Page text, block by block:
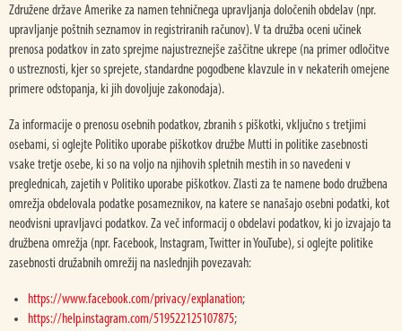
Združene države Amerike za namen tehničnega upravljanja določenih obdelav (npr.
upravljanje poštnih seznamov in registriranih računov). V ta družba oceni učinek
prenosa podatkov in zato sprejme najustreznejše zaščitne ukrepe (na primer odločitve
o ustreznosti, kjer so sprejete, standardne pogodbene klavzule in v nekaterih omejene
primere odstopanja, ki jih dovoljuje zakonodaja).
Za informacije o prenosu osebnih podatkov, zbranih s piškotki, vključno s tretjimi
osebami, si oglejte Politiko uporabe piškotkov družbe Mutti in politike zasebnosti
vsake tretje osebe, ki so na voljo na njihovih spletnih mestih in so navedeni v
preglednicah, zajetih v Politiko uporabe piškotkov. Zlasti za te namene bodo družbena
omrežja obdelovala podatke posameznikov, na katere se nanašajo osebni podatki, kot
neodvisni upravljavci podatkov. Za več informacij o obdelavi podatkov, ki jo izvajajo ta
družbena omrežja (npr. Facebook, Instagram, Twitter in YouTube), si oglejte politike
zasebnosti družabnih omrežij na naslednjih povezavah:
https://www.facebook.com/privacy/explanation;
https://help.instagram.com/519522125107875;